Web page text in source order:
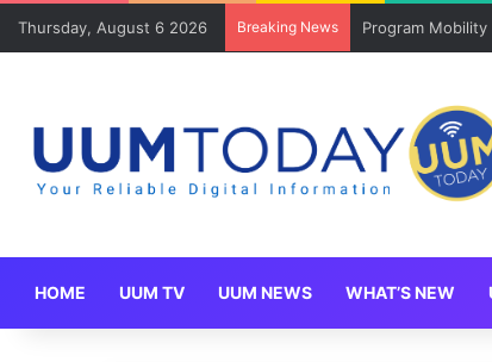
Thursday, August 6 2026 Breaking News Program
HOME UUM TV UUM NEWS WHAT’S NEW